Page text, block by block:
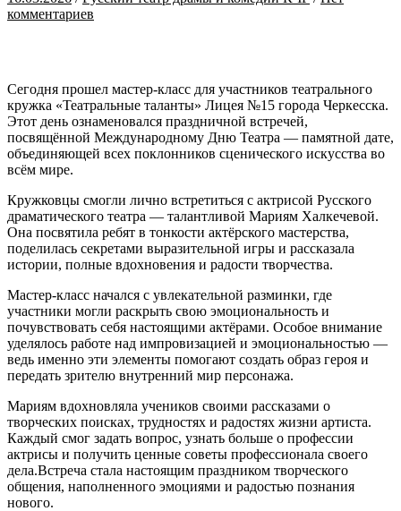
комментариев
Сегодня прошел мастер-класс для участников театрального
кружка «Театральные таланты» Лицея №15 города Черкесска.
Этот день ознаменовался праздничной встречей,
посвящённой Международному Дню Театра — памятной дате,
объединяющей всех поклонников сценического искусства во
всём мире.
Кружковцы смогли лично встретиться с актрисой Русского
драматического театра — талантливой Мариям Халкечевой.
Она посвятила ребят в тонкости актёрского мастерства,
поделилась секретами выразительной игры и рассказала
истории, полные вдохновения и радости творчества.
Мастер-класс начался с увлекательной разминки, где
участники могли раскрыть свою эмоциональность и
почувствовать себя настоящими актёрами. Особое внимание
уделялось работе над импровизацией и эмоциональностью —
ведь именно эти элементы помогают создать образ героя и
передать зрителю внутренний мир персонажа.
Мариям вдохновляла учеников своими рассказами о
творческих поисках, трудностях и радостях жизни артиста.
Каждый смог задать вопрос, узнать больше о профессии
актрисы и получить ценные советы профессионала своего
дела.Встреча стала настоящим праздником творческого
общения, наполненного эмоциями и радостью познания
нового.